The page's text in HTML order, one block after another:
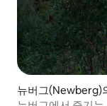
뉴버그(Newberg)